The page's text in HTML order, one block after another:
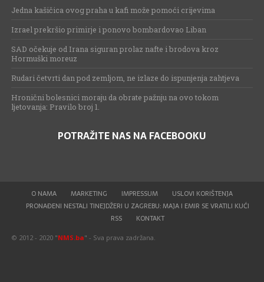
Jedna kašičica ovog praha u kafi može pomoći crijevima
Izrael prekršio primirje i ponovo bombardovao Liban
SAD očekuje od Irana siguran prolaz nafte i brodova kroz
Hormuški moreuz
Rudari četvrti dan pod zemljom, ne izlaze do ispunjenja zahtjeva
Hronični bolesnici moraju da obrate pažnju na ovo tokom
ljetovanja: Pravilo broj 1.
POTRAŽITE NAS NA FACEBOOKU
O NAMA MARKETING IMPRESSUM
USLOVI KORIŠTENJA
PRONAĐENI NESTALI TINEJDŽERI U ZAGREBU: MAJA I EMIR SE VRATILI KUĆI
RSS
KONTAKT
© 2012 - 2020 "NMS.ba" - Sva prava zadržana.